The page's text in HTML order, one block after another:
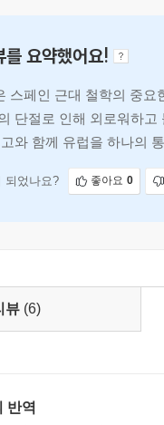
면 역사의 주체는 개별
길임을 외치고 있다.
는 가족에서부터 넓게
소용돌이 속에서 우
야 한다는 점이다. 밀란
의 어두운 모습, 우리
요약했어요!
스페인 근대 철학의 중
단절로 인해 외로워하
와 함께 유럽을 하나의
되었나요? 좋아요 0
뷰 (6)
반역